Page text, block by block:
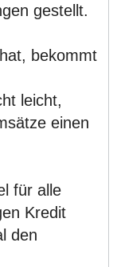
gestellt.
bekommt
leicht,
einen
für alle
Kredit
den